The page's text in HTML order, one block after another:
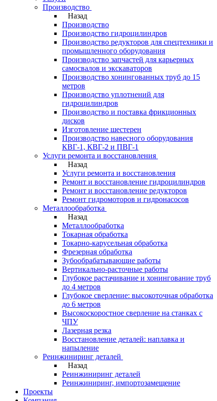
Производство
Назад
Производство
Производство гидроцилиндров
Производство редукторов для спецтехники и
промышленного оборудования
Производство запчастей для карьерных
самосвалов и экскаваторов
Производство хонингованных труб до 15
метров
Производство уплотнений для
гидроцилиндров
Производство и поставка фрикционных
дисков
Изготовление шестерен
Производство навесного оборудования
КВГ-1, КВГ-2 и ПВГ-1
Услуги ремонта и восстановления
Назад
Услуги ремонта и восстановления
Ремонт и восстановление гидроцилиндров
Ремонт и восстановление редукторов
Ремонт гидромоторов и гидронасосов
Металлообработка
Назад
Металлообработка
Токарная обработка
Токарно-карусельная обработка
Фрезерная обработка
Зубообрабатывающие работы
Вертикально-расточные работы
Глубокое растачивание и хонингование труб
до 4 метров
Глубокое сверление: высокоточная обработка
до 6 метров
Высокоскоростное сверление на станках с
ЧПУ
Лазерная резка
Восстановление деталей: наплавка и
напыление
Реинжиниринг деталей
Назад
Реинжиниринг деталей
Реинжиниринг, импортозамещение
Проекты